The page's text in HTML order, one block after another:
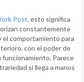
Post, esto significa
constantemente
el comportamiento para
con el poder de
funcionamiento. Parece
si llega a manos